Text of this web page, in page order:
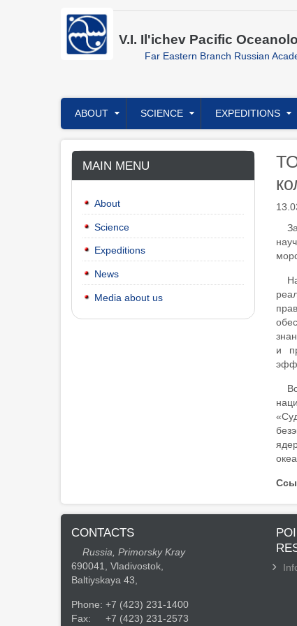
V.I. Il'ichev Pacific
Far Eastern Branch Russian
Главное
меню
ABOUT SCIENCE EXPEDITIONS
MAIN MENU
About
Science
Expeditions
News
Media about us
и
CONTACTS
Russia, Primorsky Kray
690041, Vladivostok,
Baltiyskaya 43,
Phone: +7 (423) 231-1400
Fax:
+7 (423) 231-2573